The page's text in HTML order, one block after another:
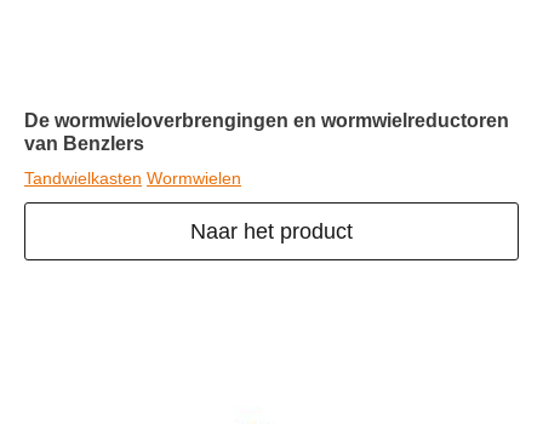
De wormwieloverbrengingen en wormwielreductoren
van Benzlers
Tandwielkasten Wormwielen
Naar het product